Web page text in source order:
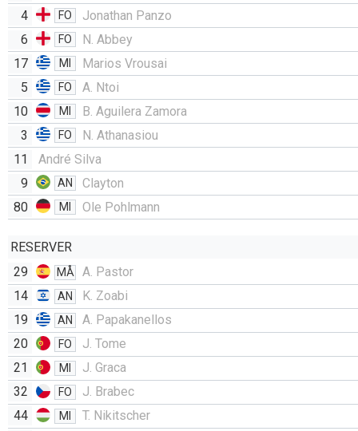
4
FO
Jonathan Panzo
6
FO
N. Abbey
17
MI
Marios Vrousai
5
FO
A. Ntoi
10
MI
B. Aguilera Zamora
3
FO
N. Athanasiou
11
André Silva
9
AN
Clayton
80
MI Ole Pohlmann
RESERVER
29
MÅ
A. Pastor
14
AN
K. Zoabi
19
AN
A. Papakanellos
20
FO
J. Tome
21
MI
J. Graca
32
FO
J. Brabec
44
MI
T. Nikitscher